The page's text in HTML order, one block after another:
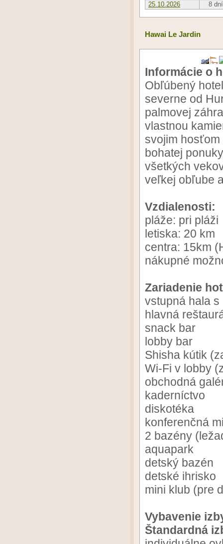
25.10.2026
8 dní
Hawai Le Jardin
Informácie o
Obľúbený
severne od
palmovej
vlastnou
svojim
bohatej
všetkých
veľkej obľube
Vzdialenosti:
pláže: pri pláži
letiska: 20 km
centra: 15km
nákupné
Zariadenie
vstupná hala
hlavná
snack bar
lobby bar
Shisha kútik
Wi-Fi v lobby
obchodná
kaderníctvo
diskotéka
konferenčná
2 bazény
aquapark
detský bazén
detské ihrisko
mini klub (pre
Vybavenie
Štandardná